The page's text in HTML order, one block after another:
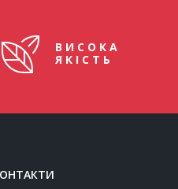
ВИСОКА
ЯКІСТЬ